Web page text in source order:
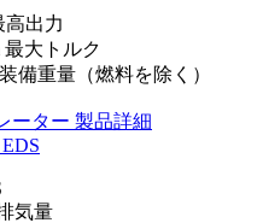
高出力
最大トルク
装備重量（燃料を除く）
ーター 製品詳細
気量